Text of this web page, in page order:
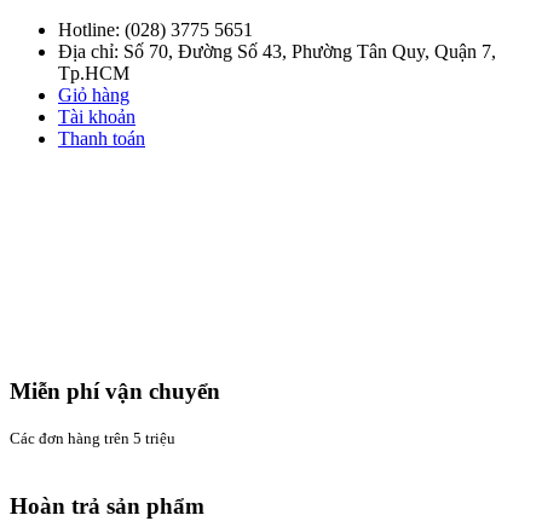
Hotline: (028) 3775 5651
Địa chỉ: Số 70, Đường Số 43, Phường Tân Quy, Quận 7,
Tp.HCM
Giỏ hàng
Tài khoản
Thanh toán
Miễn phí vận chuyển
Các đơn hàng trên 5 triệu
Hoàn trả sản phẩm